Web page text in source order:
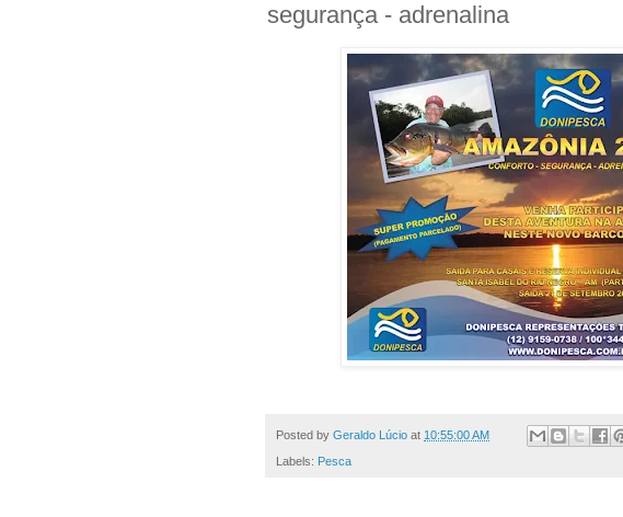
Posted by Geraldo Lúcio at 10:55:00 AM
Labels: Pesca